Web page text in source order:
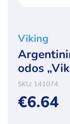
Viking
odos
SKU: 141074
€6.64